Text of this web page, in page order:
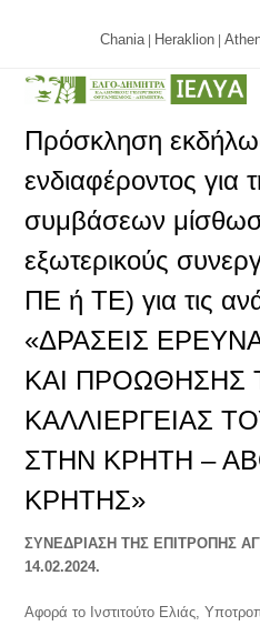
Chania| Heraklion
Πρόσκληση
ενδιαφέροντος
συμβάσεων
εξωτερικούς
ΠΕ ή ΤΕ) για τις
«ΔΡΑΣΕΙΣ
ΚΑΙ ΠΡΟΩΘΗΣΗΣ
ΚΑΛΛΙΕΡΓΕΙΑΣ
ΣΤΗΝ ΚΡΗΤΗ –
ΚΡΗΤΗΣ»
ΣΥΝΕΔΡΙΑΣΗ ΤΗΣ ΕΠΙΤΡΟΠΗΣ
14.02.2024.
Αφορά το Ινστιτούτο Ελιάς,